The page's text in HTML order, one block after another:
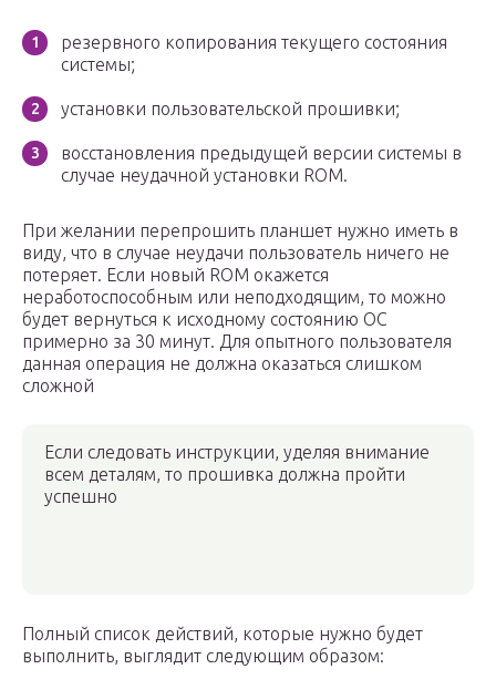
резервного копирования текущего состояния
системы;
установки пользовательской прошивки;
восстановления предыдущей версии системы в
случае неудачной установки ROM.
При желании перепрошить планшет нужно иметь в
виду, что в случае неудачи пользователь ничего не
потеряет. Если новый ROM окажется
неработоспособным или неподходящим, то можно
будет вернуться к исходному состоянию ОС
примерно за 30 минут. Для опытного пользователя
данная операция не должна оказаться слишком
сложной
Если следовать инструкции, уделяя внимание
всем деталям, то прошивка должна пройти
успешно
Полный список действий, которые нужно будет
выполнить, выглядит следующим образом: